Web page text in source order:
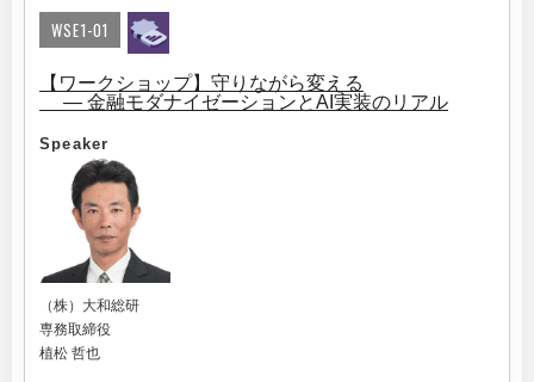
WSE1-01
【ワークショップ】守りながら変える
― 金融モダナイゼーションとAI実装のリアル
Speaker
（株）大和総研
専務取締役
植松 哲也